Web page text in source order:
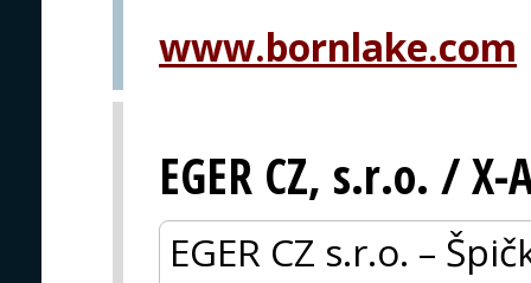
www.bornlake.com
EGER CZ, s.r.o. /
EGER CZ s.r.o. –